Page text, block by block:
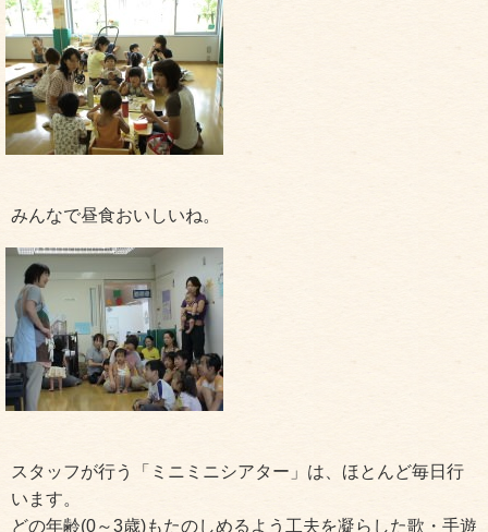
みんなで昼食おいしいね。
スタッフが行う「ミニミニシアター」は、ほとんど毎日行
います。
どの年齢(0～3歳)もたのしめるよう工夫を凝らした歌・手遊